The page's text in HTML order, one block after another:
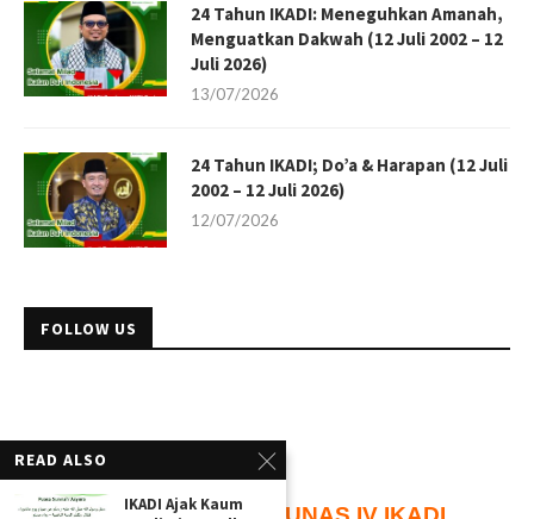
24 Tahun IKADI: Meneguhkan Amanah,
Menguatkan Dakwah (12 Juli 2002 – 12
Juli 2026)
13/07/2026
24 Tahun IKADI; Do’a & Harapan (12 Juli
2002 – 12 Juli 2026)
12/07/2026
FOLLOW US
READ ALSO
IKADI Ajak Kaum